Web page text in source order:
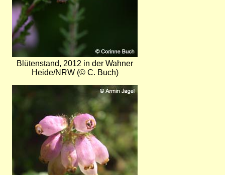
Blütenstand, 2012 in der Wahner
Heide/NRW (© C. Buch)